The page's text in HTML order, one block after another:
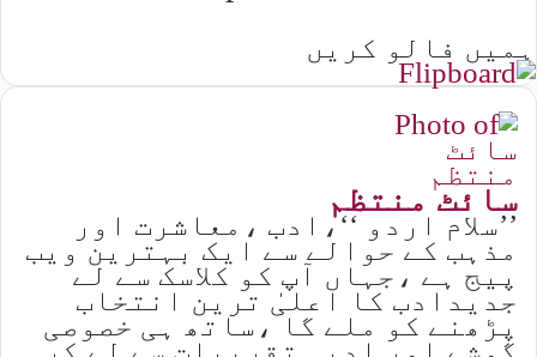
ہمیں فالو کریں
سائٹ منتظم
’’سلام اردو ‘‘،ادب ،معاشرت اور
مذہب کے حوالے سے ایک بہترین ویب
پیج ہے ،جہاں آپ کو کلاسک سے لے
جدیدادب کا اعلیٰ ترین انتخاب
پڑھنے کو ملے گا ،ساتھ ہی خصوصی
گوشے اور ادبی تقریبات سے لے کر